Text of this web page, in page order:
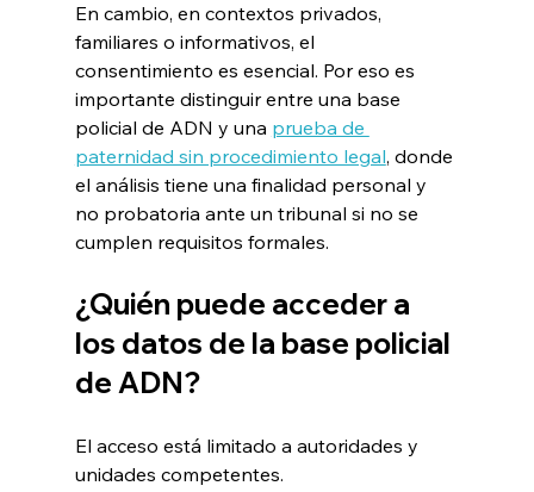
En cambio, en contextos privados,
familiares o informativos, el
consentimiento es esencial. Por eso es
importante distinguir entre una base
policial de ADN y una prueba de
paternidad sin procedimiento legal, donde
el análisis tiene una finalidad personal y
no probatoria ante un tribunal si no se
cumplen requisitos formales.
¿Quién puede acceder a
los datos de la base policial
de ADN?
El acceso está limitado a autoridades y
unidades competentes.